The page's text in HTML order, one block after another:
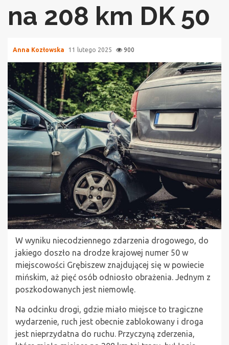
na 208 km DK 50
Anna Kozłowska 11 lutego 2025 900
W wyniku niecodziennego zdarzenia drogowego, do
jakiego doszło na drodze krajowej numer 50 w
miejscowości Grębiszew znajdującej się w powiecie
mińskim, aż pięć osób odniosło obrażenia. Jednym z
poszkodowanych jest niemowlę.
Na odcinku drogi, gdzie miało miejsce to tragiczne
wydarzenie, ruch jest obecnie zablokowany i droga
jest nieprzydatna do ruchu. Przyczyną zderzenia,